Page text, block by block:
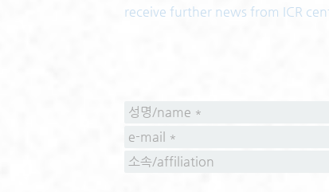
receive further news from ICR